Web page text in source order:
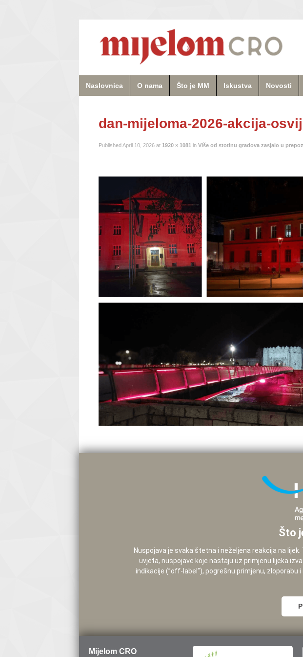
Naslovnica O nama Što je MM Iskustva Novosti
dan-mijeloma-2026-akcija-
Published April 10, 2026 at 1920 × 1081 in Više od stotinu gradova zasjalo u
Što
Nuspojava je svaka štetna i neželjena reakcija na
uvjeta, nuspojave koje nastaju uz primjenu lijeka
indikacije (”off-label”), pogrešnu primjenu,
Mijelom CRO